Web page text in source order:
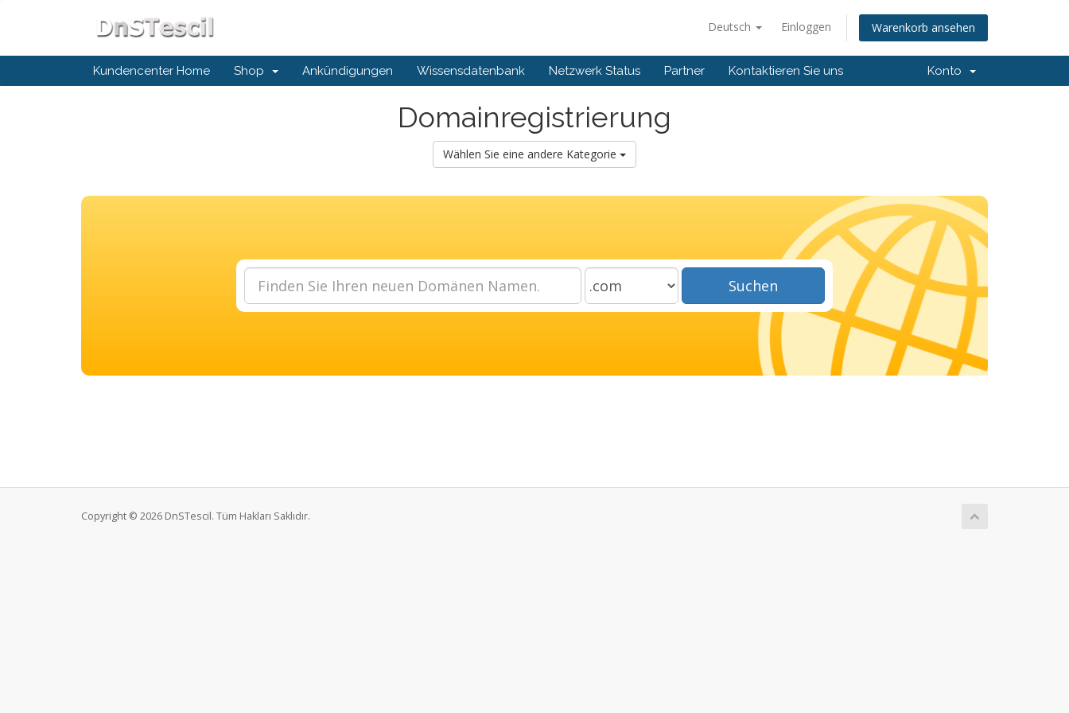
Deutsch Einloggen Warenkorb ansehen
Kundencenter Home Shop Ankündigungen Wissensdatenbank Netzwerk Status Partner Kontaktieren Sie uns Konto
Domainregistrierung
Wählen Sie eine andere Kategorie
Suchen
Copyright © 2026 DnSTescil. Tüm Hakları Saklıdır.